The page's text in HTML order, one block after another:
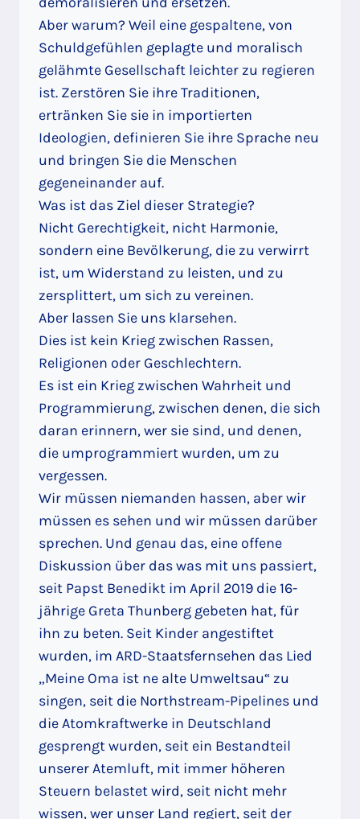
Aber warum? Weil eine gespaltene, von
Schuldgefühlen geplagte und moralisch
gelähmte Gesellschaft leichter zu regieren
ist. Zerstören Sie ihre Traditionen,
ertränken Sie sie in importierten
Ideologien, definieren Sie ihre Sprache neu
und bringen Sie die Menschen
gegeneinander auf.
Was ist das Ziel dieser Strategie?
Nicht Gerechtigkeit, nicht Harmonie,
sondern eine Bevölkerung, die zu verwirrt
ist, um Widerstand zu leisten, und zu
zersplittert, um sich zu vereinen.
Aber lassen Sie uns klarsehen.
Dies ist kein Krieg zwischen Rassen,
Religionen oder Geschlechtern.
Es ist ein Krieg zwischen Wahrheit und
Programmierung, zwischen denen, die sich
daran erinnern, wer sie sind, und denen,
die umprogrammiert wurden, um zu
vergessen.
Wir müssen niemanden hassen, aber wir
müssen es sehen und wir müssen darüber
sprechen. Und genau das, eine offene
Diskussion über das was mit uns passiert,
seit Papst Benedikt im April 2019 die 16-
jährige Greta Thunberg gebeten hat, für
ihn zu beten. Seit Kinder angestiftet
wurden, im ARD-Staatsfernsehen das Lied
„Meine Oma ist ne alte Umweltsau“ zu
singen, seit die Northstream-Pipelines und
die Atomkraftwerke in Deutschland
gesprengt wurden, seit ein Bestandteil
unserer Atemluft, mit immer höheren
Steuern belastet wird, seit nicht mehr
wissen, wer unser Land regiert, seit der